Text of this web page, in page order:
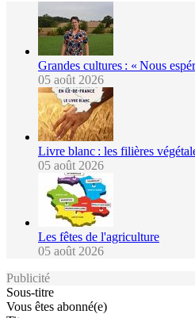
Grandes cultures : « Nous
05 août 2026
Livre blanc : les filières
05 août 2026
Les fêtes de l'agriculture
05 août 2026
Publicité
Sous-titre
Vous êtes abonné(e)